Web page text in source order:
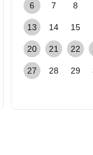
6 7 8
13 14 15
20 21 22
27 28 29